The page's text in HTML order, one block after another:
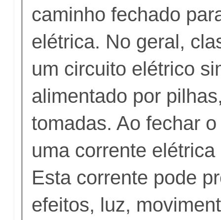
caminho fechado
elétrica. No geral,
um circuito elétrico
alimentado por
tomadas. Ao fechar
uma corrente
Esta corrente pode
efeitos, luz,